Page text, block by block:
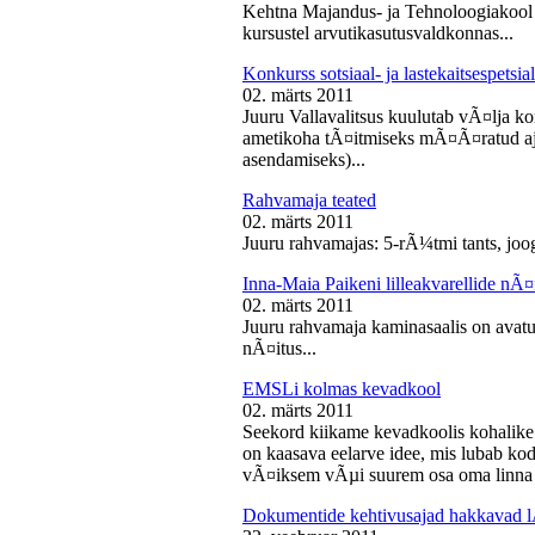
Kehtna Majandus- ja
kursustel arvutikasutusvaldkonnas...
Konkurss sotsiaal- ja
02. märts 2011
Juuru Vallavalitsus kuulutab vÃ¤lja
ametikoha tÃ¤itmiseks mÃ¤Ã¤ratud
asendamiseks)...
Rahvamaja teated
02. märts 2011
Juuru rahvamajas: 5-rÃ¼tmi tants,
Inna-Maia Paikeni lilleakvarellide
02. märts 2011
Juuru rahvamaja kaminasaalis on
nÃ¤itus...
EMSLi kolmas kevadkool
02. märts 2011
Seekord kiikame kevadkoolis
on kaasava eelarve idee, mis lubab
vÃ¤iksem vÃµi suurem osa oma
Dokumentide kehtivusajad hakkavad